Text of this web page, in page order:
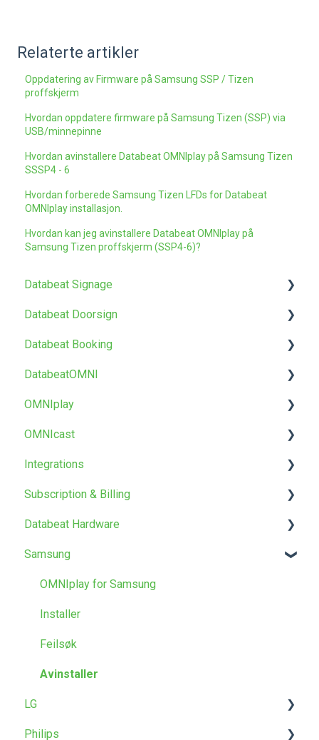
Relaterte artikler
Oppdatering av Firmware på Samsung SSP / Tizen
proffskjerm
Hvordan oppdatere firmware på Samsung Tizen (SSP) via
USB/minnepinne
Hvordan avinstallere Databeat OMNIplay på Samsung Tizen
SSSP4 - 6
Hvordan forberede Samsung Tizen LFDs for Databeat
OMNIplay installasjon.
Hvordan kan jeg avinstallere Databeat OMNIplay på
Samsung Tizen proffskjerm (SSP4-6)?
Databeat Signage
Kom i gang
Media
Lokasjoner
Brukere
Skjerm Designer
Annet
Databeat Doorsign
Kom i gang
Oppsett og konfigurasjon
Databeat Overview
Maler og design
FAQ
Databeat Booking
Kom i gang
DatabeatOMNI
Om DatabeatOMNI
OMNIplayer
OMNIplay
Om OMNIplay
Nettverk
Lisensnøkkel
Fjernkontroll
Troubleshooting
OMNIcast
Om OMNIcast
Integrations
PowerPoint Publisher
Power BI
Webpages
Microsoft
Subscription & Billing
OMNIstore
Products & Prices
Abonnement
Databeat Hardware
OMNIplay3
OMNIpower
Samsung
OMNIplay for Samsung
Installer
Feilsøk
Avinstaller
LG
Installer
Philips